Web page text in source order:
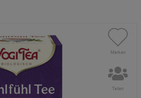
Merken
Teilen